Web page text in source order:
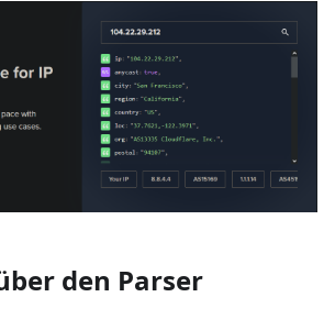
den Parser